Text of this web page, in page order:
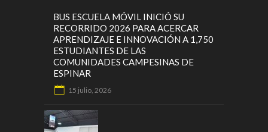
BUS ESCUELA MÓVIL INICIÓ SU
RECORRIDO 2026 PARA ACERCAR
APRENDIZAJE E INNOVACIÓN A 1,750
ESTUDIANTES DE LAS
COMUNIDADES CAMPESINAS DE
ESPINAR
15 julio, 2026